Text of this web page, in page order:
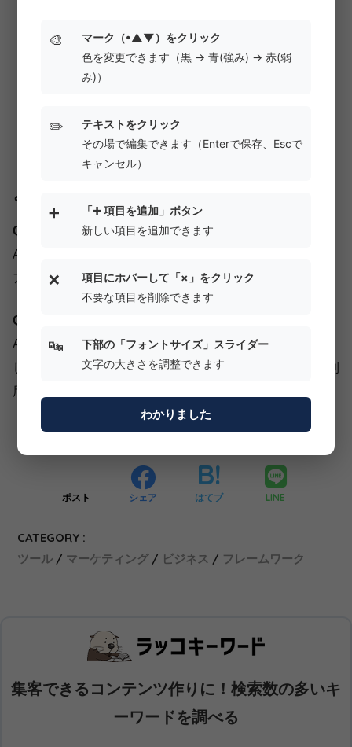
🎨
マーク（•▲▼）をクリック
色を変更できます（黒 → 青(強み) → 赤(弱
み)）
✏️
テキストをクリック
その場で編集できます（Enterで保存、Escで
キャンセル）
➕
「➕ 項目を追加」ボタン
新しい項目を追加できます
❌
項目にホバーして「×」をクリック
不要な項目を削除できます
🔤
下部の「フォントサイズ」スライダー
文字の大きさを調整できます
わかりました
競合分析自社とライバル企業の4Pを並べて比較
し、「どこで勝って、どこで負けているか」を分
よくある質問
Q. スマホで編集できますか？
A. はい、可能です。店舗の視察中や移動中に、スマホで
アイデアをメモする用途にも適しています。
Q. 保存した画像は商用利用できますか？
A. はい、作成された画像の著作権は作成者ご本人に帰属
します。社内資料、提案書、ブログ記事など、自由にご利
用ください。
SHARE
ポスト シェア はてブ LINE
CATEGORY :
ツール
マーケティング ビジネス フレームワーク
集客できるコンテンツ作りに！検索数の多いキ
ーワードを調べる